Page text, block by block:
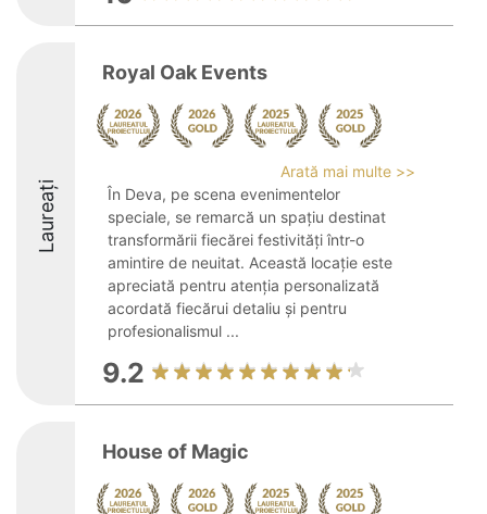
Laureați
Royal Oak Events
Arată mai multe >>
În Deva, pe scena evenimentelor
speciale, se remarcă un spațiu destinat
transformării fiecărei festivități într-o
amintire de neuitat. Această locație este
apreciată pentru atenția personalizată
acordată fiecărui detaliu și pentru
profesionalismul ...
9.2
House of Magic